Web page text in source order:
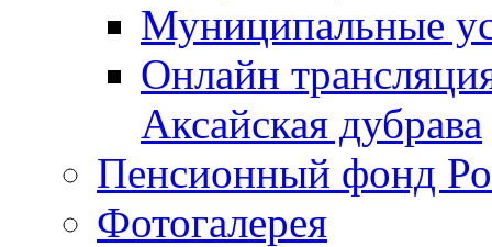
Муниципальные
Онлайн
Аксайская дубрава
Пенсионный фонд
Фотогалерея